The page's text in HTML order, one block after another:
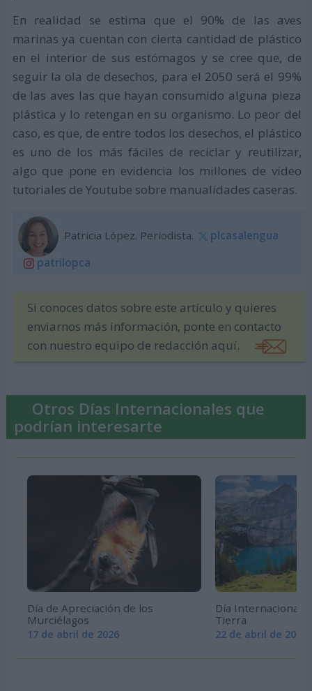
En realidad se estima que el 90% de las aves
marinas ya cuentan con cierta cantidad de plástico
en el interior de sus estómagos y se cree que, de
seguir la ola de desechos, para el 2050 será el 99%
de las aves las que hayan consumido alguna pieza
plástica y lo retengan en su organismo. Lo peor del
caso, es que, de entre todos los desechos, el plástico
es uno de los más fáciles de reciclar y reutilizar,
algo que pone en evidencia los millones de vídeo
tutoriales de Youtube sobre manualidades caseras.
Patricia López. Periodista.
plcasalengua
patrilopca
Si conoces datos sobre este artículo y quieres
enviarnos más información, ponte en contacto
con nuestro equipo de redacción aquí.
Otros Días Internacionales que
podrían interesarte
Día de Apreciación de los
Murciélagos
17 de abril de 2026
Día Internacional
Tierra
22 de abril de 2026